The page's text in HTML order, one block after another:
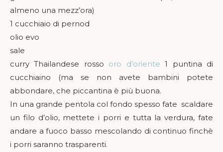
almeno una mezz’ora)
1 cucchiaio di pernod
olio evo
sale
curry Thailandese rosso oro d’oriente 1 puntina di
cucchiaino (ma se non avete bambini potete
abbondare, che piccantina è più buona.
In una grande pentola col fondo spesso fate scaldare
un filo d’olio, mettete i porri e tutta la verdura, fate
andare a fuoco basso mescolando di continuo finchè
i porri saranno trasparenti.